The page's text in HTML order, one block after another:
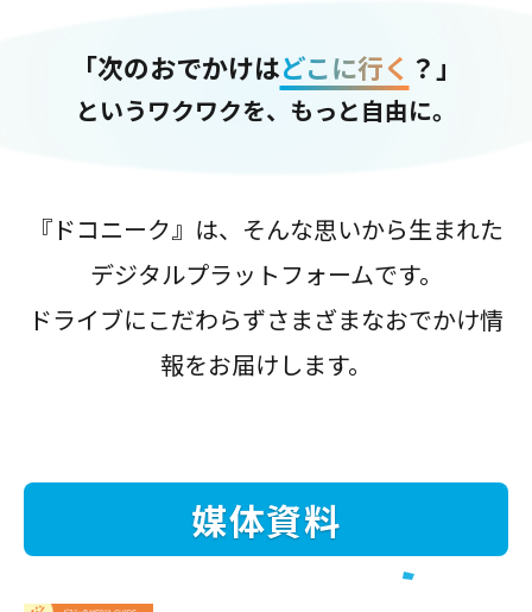
「次のおでかけはどこに行く ？」
というワクワクを、もっと自由に。
『ドコニーク』は、そんな思いから生まれた
デジタルプラットフォームです。
ドライブにこだわらずさまざまなおでかけ情
報をお届けします。
媒体資料